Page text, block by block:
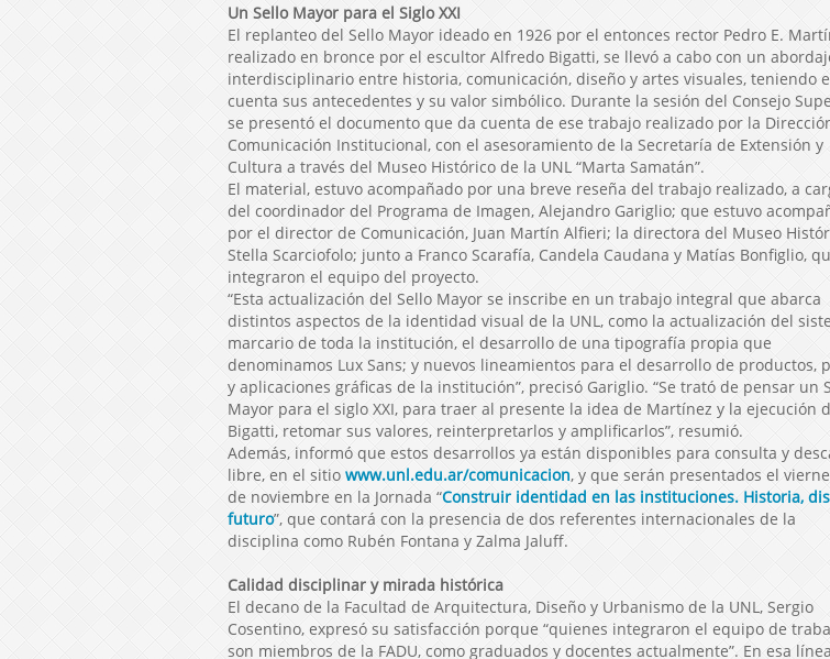
Un Sello Mayor para el Siglo XXI
El replanteo del Sello Mayor ideado en 1926 por el entonces rector Pedro E.
realizado en bronce por el escultor Alfredo Bigatti, se llevó a cabo con un
interdisciplinario entre historia, comunicación, diseño y artes visuales, teniendo
cuenta sus antecedentes y su valor simbólico. Durante la sesión del Consejo
se presentó el documento que da cuenta de ese trabajo realizado por la
Comunicación Institucional, con el asesoramiento de la Secretaría de Extensión y
Cultura a través del Museo Histórico de la UNL “Marta Samatán”.
El material, estuvo acompañado por una breve reseña del trabajo realizado, a
del coordinador del Programa de Imagen, Alejandro Gariglio; que estuvo
por el director de Comunicación, Juan Martín Alfieri; la directora del Museo
Stella Scarciofolo; junto a Franco Scarafía, Candela Caudana y Matías Bonfiglio,
integraron el equipo del proyecto.
“Esta actualización del Sello Mayor se inscribe en un trabajo integral que abarca
distintos aspectos de la identidad visual de la UNL, como la actualización del
marcario de toda la institución, el desarrollo de una tipografía propia que
denominamos Lux Sans; y nuevos lineamientos para el desarrollo de productos,
y aplicaciones gráficas de la institución”, precisó Gariglio. “Se trató de pensar un
Mayor para el siglo XXI, para traer al presente la idea de Martínez y la ejecución
Bigatti, retomar sus valores, reinterpretarlos y amplificarlos”, resumió.
Además, informó que estos desarrollos ya están disponibles para consulta y
libre, en el sitio www.unl.edu.ar/comunicacion, y que serán presentados el
de noviembre en la Jornada “Construir identidad en las instituciones. Historia,
futuro”, que contará con la presencia de dos referentes internacionales de la
disciplina como Rubén Fontana y Zalma Jaluff.
Calidad disciplinar y mirada histórica
El decano de la Facultad de Arquitectura, Diseño y Urbanismo de la UNL, Sergio
Cosentino, expresó su satisfacción porque “quienes integraron el equipo de
son miembros de la FADU, como graduados y docentes actualmente”. En esa línea